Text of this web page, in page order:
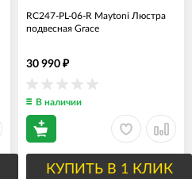
RC247-PL-06-R Maytoni Люстра
подвесная Grace
30 990 ₽
В наличии
КУПИТЬ В 1 КЛИК